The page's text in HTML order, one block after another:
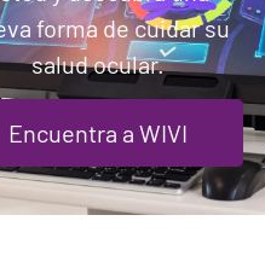
forma de cuidar su
salud ocular.
Encuentra a WIVI